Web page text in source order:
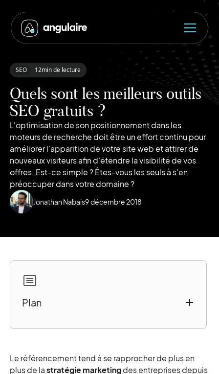
SEO 12min de lecture
Quels sont les meilleurs outils
SEO gratuits ?
L'optimisation de son positionnement dans les
moteurs de recherche doit être un effort continu pour
améliorer l’apparition de votre site web et attirer de
nouveaux visiteurs afin d’étendre la visibilité de vos
offres. Est-ce simple ? Êtes-vous les seuls à s’en
préoccuper dans votre domaine ?
Jonathan Nabais9décembre 2018
Le référencement tend à se rapprocher de plus en
plus de lastratégie marketingdes entreprises depuis
Plan
Zadroweb SEO Auditor